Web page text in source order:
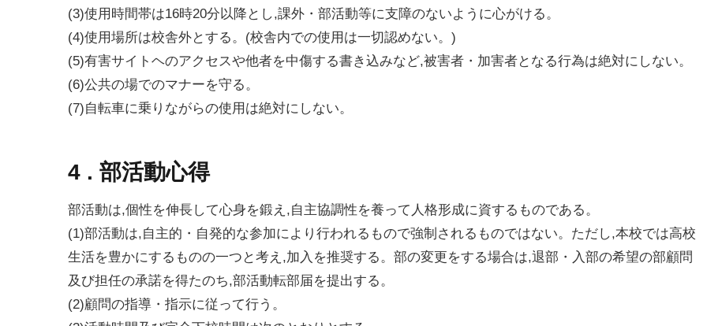
(3)使用時間帯は16時20分以降とし,課外・部活動等に支障のないように心がける。
(4)使用場所は校舎外とする。(校舎内での使用は一切認めない。)
(5)有害サイトヘのアクセスや他者を中傷する書き込みなど,被害者・加害者となる行為は絶対にしない。
(6)公共の場でのマナーを守る。
(7)自転車に乗りながらの使用は絶対にしない。
4 . 部活動心得
部活動は,個性を伸長して心身を鍛え,自主協調性を養って人格形成に資するものである。
(1)部活動は,自主的・自発的な参加により行われるもので強制されるものではない。ただし,本校では高校
生活を豊かにするものの一つと考え,加入を推奨する。部の変更をする場合は,退部・入部の希望の部顧問
及び担任の承諾を得たのち,部活動転部届を提出する。
(2)顧問の指導・指示に従って行う。